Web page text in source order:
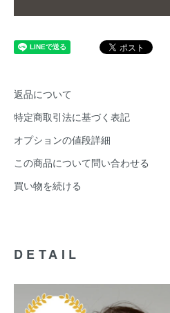
返品について
特定商取引法に基づく表記
オプションの値段詳細
この商品について問い合わせる
買い物を続ける
DETAIL